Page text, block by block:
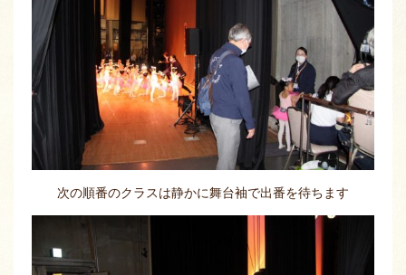
次の順番のクラスは静かに舞台袖で出番を待ちます